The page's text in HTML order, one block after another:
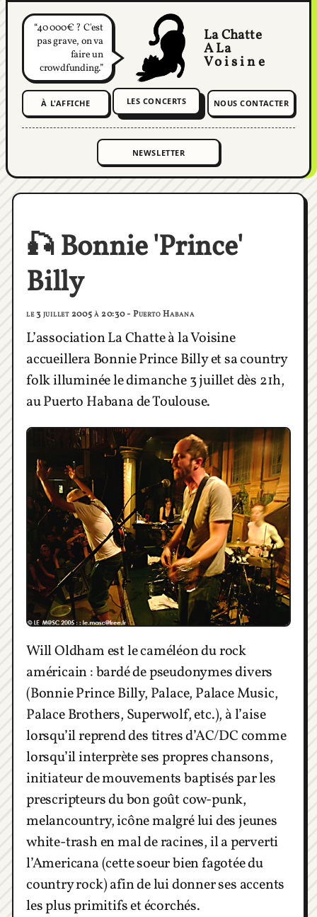
40 000€ ? C'est
pas grave, on va
faire un
crowdfunding.
La Chatte
A La
Voisine
À L'AFFICHE LES CONCERTS NOUS CONTACTER
🎣 Bonnie 'Prince'
Billy
le 3 juillet 2005 à 20:30 - Puerto Habana
L’association La Chatte à la Voisine
accueillera Bonnie Prince Billy et sa country
folk illuminée le dimanche 3 juillet dès 21h,
au Puerto Habana de Toulouse.
Will Oldham est le caméléon du rock
américain : bardé de pseudonymes divers
(Bonnie Prince Billy, Palace, Palace Music,
Palace Brothers, Superwolf, etc.), à l’aise
lorsqu’il reprend des titres d’AC/DC comme
lorsqu’il interprète ses propres chansons,
initiateur de mouvements baptisés par les
prescripteurs du bon goût cow-punk,
melancountry, icône malgré lui des jeunes
white-trash en mal de racines, il a perverti
l’Americana (cette soeur bien fagotée du
country rock) afin de lui donner ses accents
les plus primitifs et écorchés.